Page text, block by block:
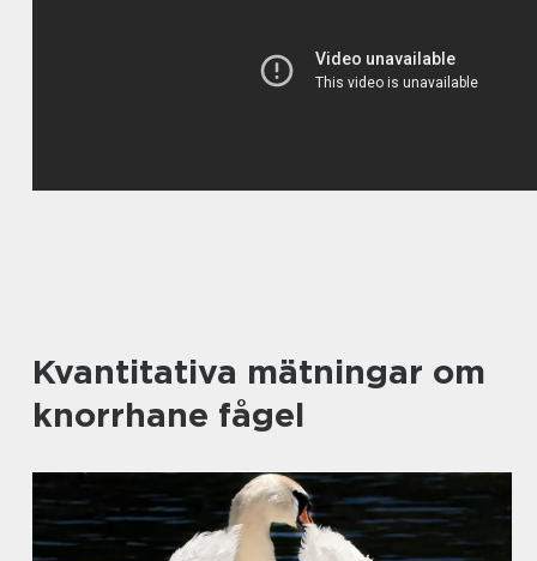
Kvantitativa mätningar om
knorrhane fågel